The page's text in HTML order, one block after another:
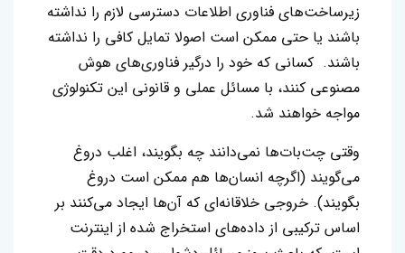
زیرساخت‌های فناوری اطلاعات دسترسی لازم را نداشته
باشند یا حتی ممکن است اصولا تمایل کافی را نداشته
باشند. کسانی که خود را درگیر فناوری‌های هوش
مصنوعی کنند، با مسائل عملی و قانونی این تکنولوژی
مواجه خواهند شد.
وقتی چت‌بات‌ها نمی‌دانند چه بگویند، اغلب دروغ
می‌گویند (اگرچه انسان‌ها هم ممکن است دروغ
بگویند). خروجی خلاقانه‌ای که آن‌ها ایجاد می‌کنند بر
اساس ترکیبی از داده‌های استخراج شده از اینترنت